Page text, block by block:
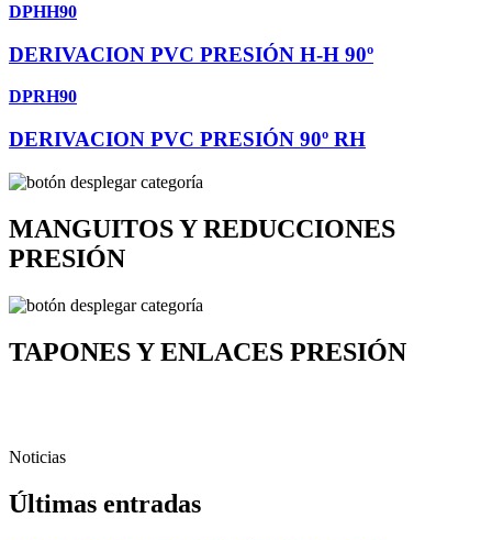
DPHH90
DERIVACION PVC PRESIÓN H-H 90º
DPRH90
DERIVACION PVC PRESIÓN 90º RH
MANGUITOS Y REDUCCIONES
PRESIÓN
TAPONES Y ENLACES PRESIÓN
Noticias
Últimas entradas